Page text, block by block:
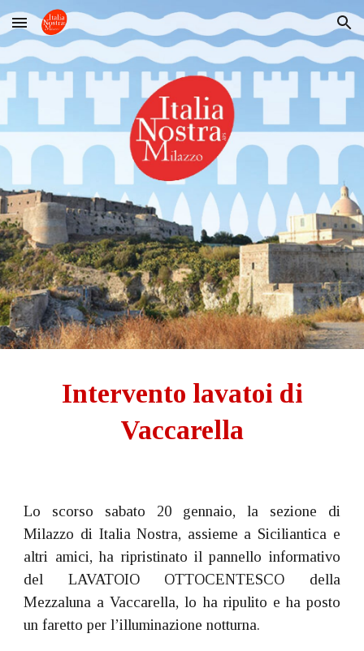
Skip to main content Skip to navigation
Intervento lavatoi di
Vaccarella
Lo scorso sabato 20 gennaio, la sezione di
Milazzo di Italia Nostra, assieme a Siciliantica e
altri amici, ha ripristinato il pannello informativo
del LAVATOIO OTTOCENTESCO della
Mezzaluna a Vaccarella, lo ha ripulito e ha posto
un faretto per l’illuminazione notturna.